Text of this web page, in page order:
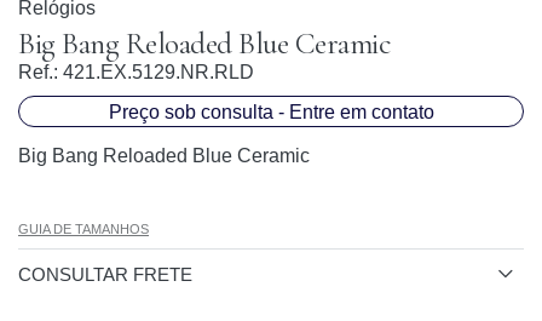
Relógios
Big Bang Reloaded Blue Ceramic
Ref.: 421.EX.5129.NR.RLD
Preço sob consulta - Entre em contato
Big Bang Reloaded Blue Ceramic
GUIA DE TAMANHOS
CONSULTAR FRETE